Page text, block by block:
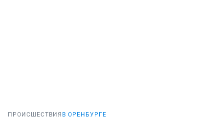
ПРОИСШЕСТВИЯ В ОРЕНБУРГЕ